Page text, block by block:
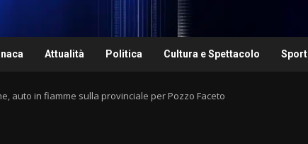
Attualità Politica Cultura e Spettacolo Sport
auto in fiamme sulla provinciale per Pozzo Faceto